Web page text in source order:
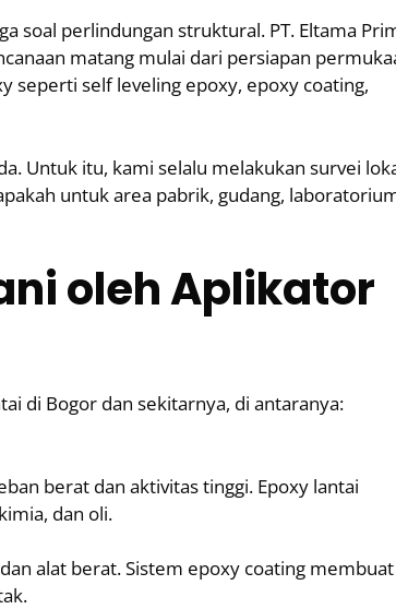
soal perlindungan struktural. PT. Eltama
matang mulai dari persiapan
seperti self leveling epoxy, epoxy coating,
Untuk itu, kami selalu melakukan survei
untuk area pabrik, gudang,
oleh Aplikator
di Bogor dan sekitarnya, di antaranya:
berat dan aktivitas tinggi. Epoxy lantai
dan oli.
alat berat. Sistem epoxy coating membuat